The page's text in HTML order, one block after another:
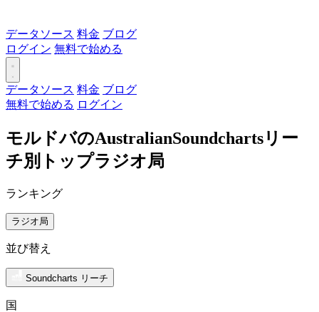
データソース 料金 ブログ
ログイン 無料で始める
データソース 料金 ブログ
無料で始める ログイン
モルドバのAustralianSoundchartsリー
チ別トップラジオ局
ランキング
ラジオ局
並び替え
Soundcharts リーチ
国